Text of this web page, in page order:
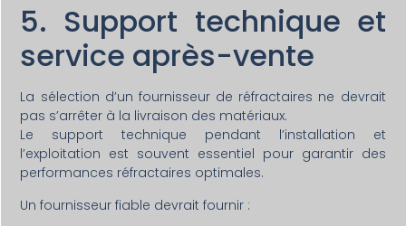
5. Support technique et
service après-vente
La sélection d’un fournisseur de réfractaires ne devrait
pas s’arrêter à la livraison des matériaux.
Le support technique pendant l’installation et
l’exploitation est souvent essentiel pour garantir des
performances réfractaires optimales.
Un fournisseur fiable devrait fournir :